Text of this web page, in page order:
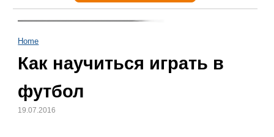
Home
Как научиться играть в
футбол
19.07.2016